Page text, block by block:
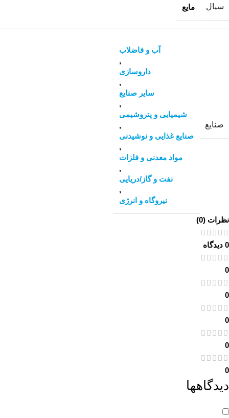
سیال مایع
صنایع
آب و فاضلاب
,
داروسازی
,
سایر صنایع
,
شیمیایی و پتروشیمی
,
صنایع غذایی و نوشیدنی
,
مواد معدنی و فلزات
,
نفت و گاز/دریایی
,
نیروگاه و انرژی
نظرات (0)
0 دیدگاه
0
0
0
0
0
دیدگاهها